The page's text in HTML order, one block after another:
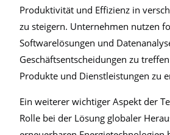
Produktivität und Effizienz in
zu steigern. Unternehmen nutzen
Softwarelösungen und
Geschäftsentscheidungen zu
Produkte und Dienstleistungen zu
Ein weiterer wichtiger Aspekt der
Rolle bei der Lösung globaler